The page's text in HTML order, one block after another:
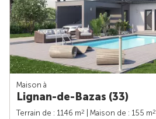
Maison à
Lignan-de-Bazas (33)
Terrain de : 1146 m2 | Maison de : 155 m2